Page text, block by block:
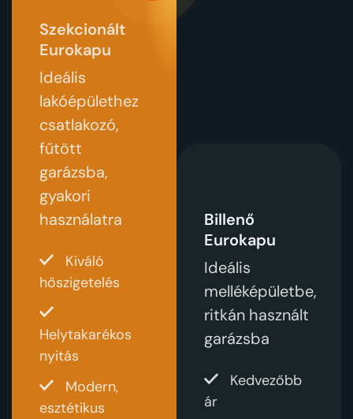
Szekcionált
Eurokapu
Ideális
lakóépülethez
csatlakozó,
fűtött
garázsba,
gyakori
használatra
Kiváló
hőszigetelés
Helytakarékos
nyitás
Modern,
esztétikus
Billenő
Eurokapu
Ideális
melléképületbe,
ritkán használt
garázsba
Kedvezőbb
ár